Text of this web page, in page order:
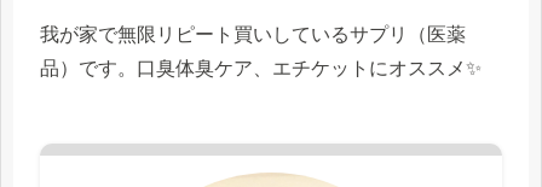
我が家で無限リピート買いしているサプリ（医薬
品）です。口臭体臭ケア、エチケットにオススメ✨